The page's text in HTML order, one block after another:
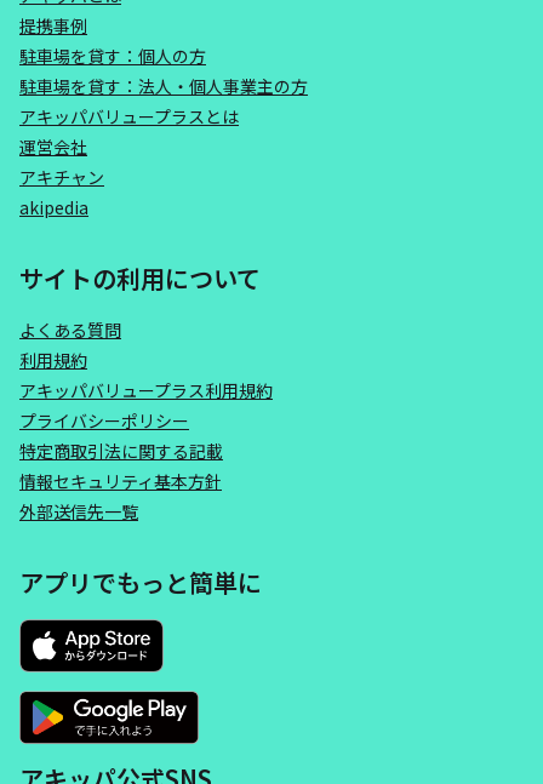
提携事例
駐車場を貸す：個人の方
駐車場を貸す：法人・個人事業主の方
アキッパバリュープラスとは
運営会社
アキチャン
akipedia
サイトの利用について
よくある質問
利用規約
アキッパバリュープラス利用規約
プライバシーポリシー
特定商取引法に関する記載
情報セキュリティ基本方針
外部送信先一覧
アプリでもっと簡単に